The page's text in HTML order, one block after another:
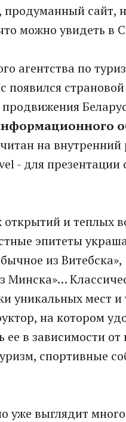
продуманный сайт,
можно увидеть в
агентства по
появился
на
- для презентации
и теплых
эпитеты
из Витебска»,
Минска»…
уникальных мест
на котором
в зависимости
спортивные
уже выглядит